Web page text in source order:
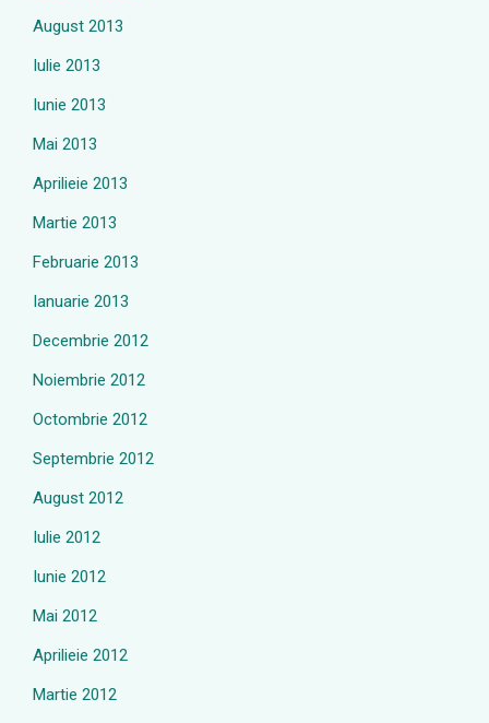
August 2013
Iulie 2013
Iunie 2013
Mai 2013
Aprilieie 2013
Martie 2013
Februarie 2013
Ianuarie 2013
Decembrie 2012
Noiembrie 2012
Octombrie 2012
Septembrie 2012
August 2012
Iulie 2012
Iunie 2012
Mai 2012
Aprilieie 2012
Martie 2012